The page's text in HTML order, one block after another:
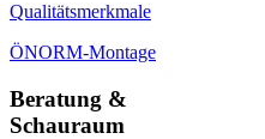
Qualitätsmerkmale
ÖNORM-Montage
Beratung &
Schauraum